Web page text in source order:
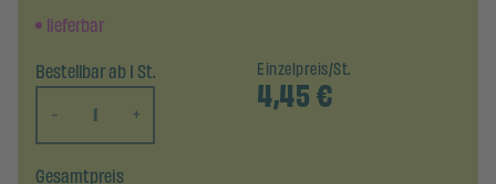
lieferbar
Bestellbar ab 1 St.
-
+
Einzelpreis/St.
4,45€
Gesamtpreis